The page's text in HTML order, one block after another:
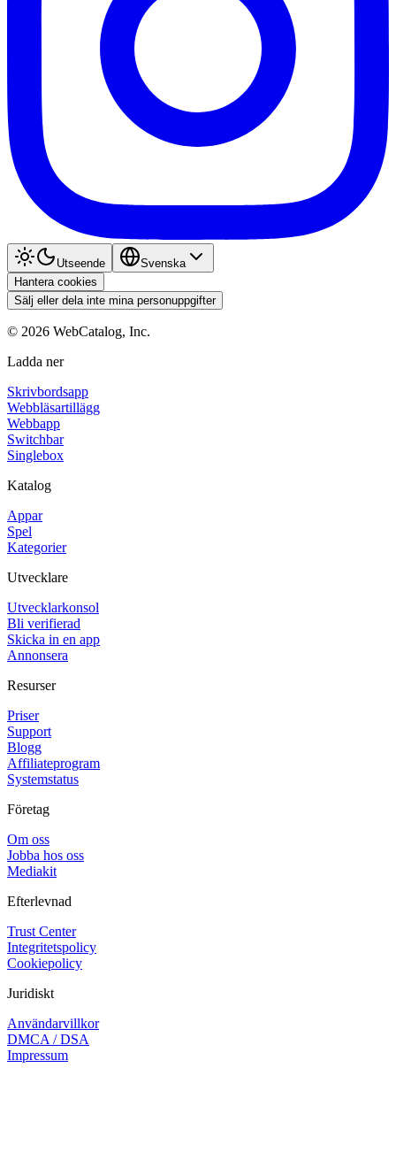
Utseende
Svenska
Hantera cookies
Sälj eller dela inte mina personuppgifter
© 2026 WebCatalog, Inc.
Ladda ner
Skrivbordsapp
Webbläsartillägg
Webbapp
Switchbar
Singlebox
Katalog
Appar
Spel
Kategorier
Utvecklare
Utvecklarkonsol
Bli verifierad
Skicka in en app
Annonsera
Resurser
Priser
Support
Blogg
Affiliateprogram
Systemstatus
Företag
Om oss
Jobba hos oss
Mediakit
Efterlevnad
Trust Center
Integritetspolicy
Cookiepolicy
Juridiskt
Användarvillkor
DMCA / DSA
Impressum